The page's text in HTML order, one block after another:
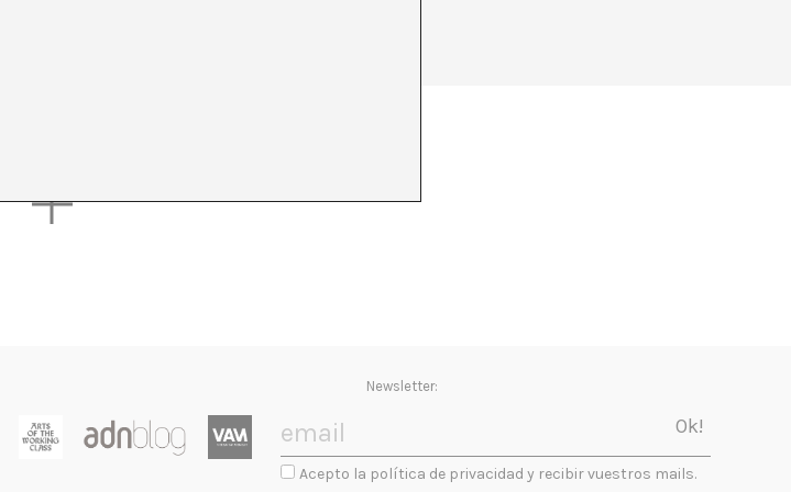
Newsletter:
Acepto la política de privacidad y recibir vuestros mails.